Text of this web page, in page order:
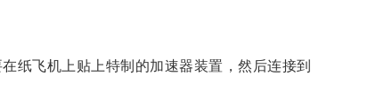
飞机上贴上特制的加速器装置，然后连接到